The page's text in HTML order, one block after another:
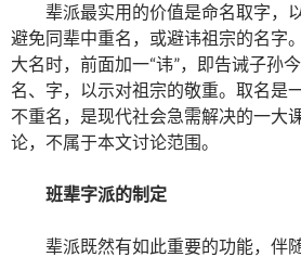
辈派最实用的价值是命名取字，
避免同辈中重名，或避讳祖宗的名字
大名时，前面加一“讳”，即告诫子孙
名、字，以示对祖宗的敬重。取名是
不重名，是现代社会急需解决的一大
论，不属于本文讨论范围。
班辈字派的制定
辈派既然有如此重要的功能，伴